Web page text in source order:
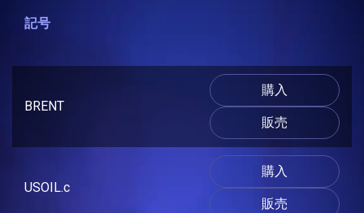
記号
BRENT
購入
販売
USOIL.c
購入
販売